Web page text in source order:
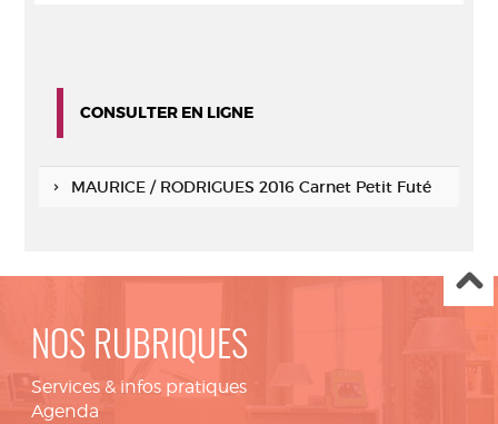
CONSULTER EN LIGNE
MAURICE / RODRIGUES 2016 Carnet Petit Futé
NOS RUBRIQUES
Services & infos pratiques
Agenda